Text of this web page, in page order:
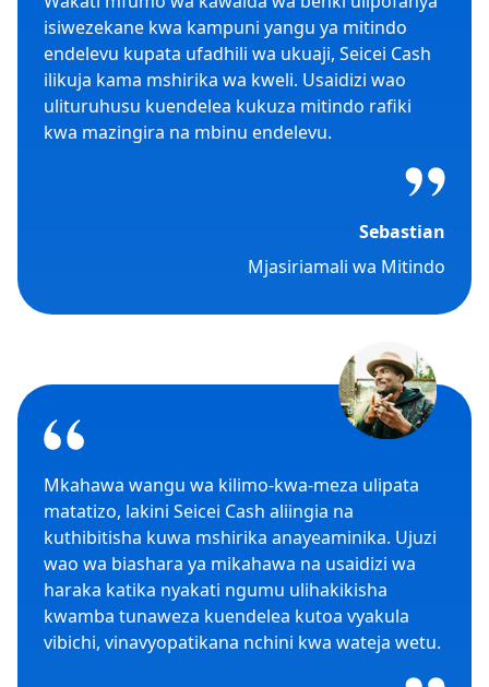
isiwezekane kwa kampuni yangu ya mitindo
endelevu kupata ufadhili wa ukuaji, Seicei Cash
ilikuja kama mshirika wa kweli. Usaidizi wao
ulituruhusu kuendelea kukuza mitindo rafiki
kwa mazingira na mbinu endelevu.
Sebastian
Mjasiriamali wa Mitindo
Mkahawa wangu wa kilimo-kwa-meza ulipata
matatizo, lakini Seicei Cash aliingia na
kuthibitisha kuwa mshirika anayeaminika. Ujuzi
wao wa biashara ya mikahawa na usaidizi wa
haraka katika nyakati ngumu ulihakikisha
kwamba tunaweza kuendelea kutoa vyakula
vibichi, vinavyopatikana nchini kwa wateja wetu.